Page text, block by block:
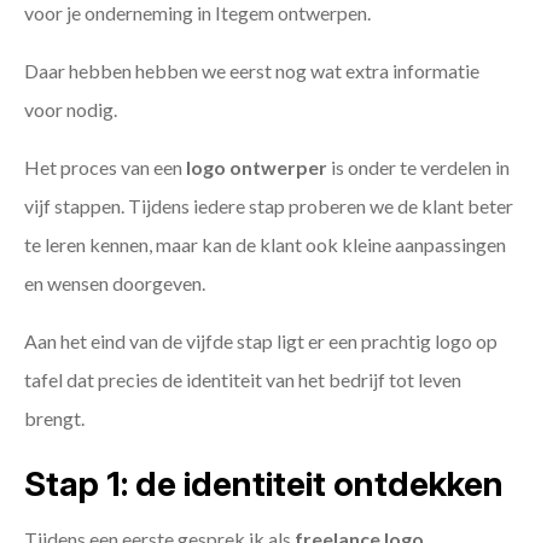
voor je onderneming in Itegem ontwerpen.
Daar hebben hebben we eerst nog wat extra informatie
voor nodig.
Het proces van een logo ontwerper is onder te verdelen in
vijf stappen. Tijdens iedere stap proberen we de klant beter
te leren kennen, maar kan de klant ook kleine aanpassingen
en wensen doorgeven.
Aan het eind van de vijfde stap ligt er een prachtig logo op
tafel dat precies de identiteit van het bedrijf tot leven
brengt.
Stap 1: de identiteit ontdekken